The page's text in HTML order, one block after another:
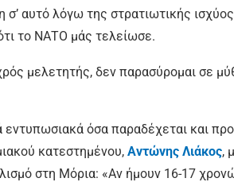
σ’ αυτό λόγω της στρατιωτικής
το ΝΑΤΟ μάς τελείωσε.
εντυπωσιακά όσα παραδέχεται και
κατεστημένου, Αντώνης Λιάκος,
στη Μόρια: «Αν ήμουν 16-17